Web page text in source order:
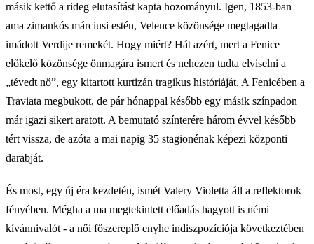
másik kettő a rideg elutasítást kapta hozományul. Igen, 1853-ban
ama zimankós márciusi estén, Velence közönsége megtagadta
imádott Verdije remekét. Hogy miért? Hát azért, mert a Fenice
előkelő közönsége önmagára ismert és nehezen tudta elviselni a
„tévedt nő”, egy kitartott kurtizán tragikus históriáját. A Fenicében a
Traviata megbukott, de pár hónappal később egy másik színpadon
már igazi sikert aratott. A bemutató színterére három évvel később
tért vissza, de azóta a mai napig 35 stagionénak képezi központi
darabját.
És most, egy új éra kezdetén, ismét Valery Violetta áll a reflektorok
fényében. Mégha a ma megtekintett előadás hagyott is némi
kívánnivalót - a női főszereplő enyhe indiszpozíciója következtében